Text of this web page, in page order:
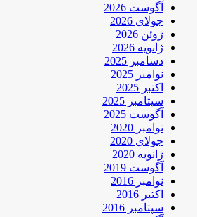
آگوست 2026
جولای 2026
ژوئن 2026
ژانویه 2026
دسامبر 2025
نوامبر 2025
اکتبر 2025
سپتامبر 2025
آگوست 2025
نوامبر 2020
جولای 2020
ژانویه 2020
آگوست 2019
نوامبر 2016
اکتبر 2016
سپتامبر 2016